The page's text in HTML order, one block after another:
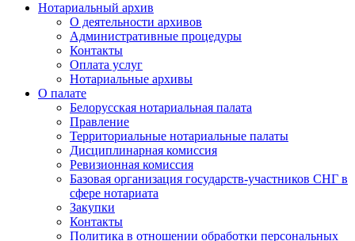
Нотариальный архив
О деятельности архивов
Административные процедуры
Контакты
Оплата услуг
Нотариальные архивы
О палате
Белорусская нотариальная палата
Правление
Территориальные нотариальные палаты
Дисциплинарная комиссия
Ревизионная комиссия
Базовая организация государств-участников СНГ в
сфере нотариата
Закупки
Контакты
Политика в отношении обработки персональных